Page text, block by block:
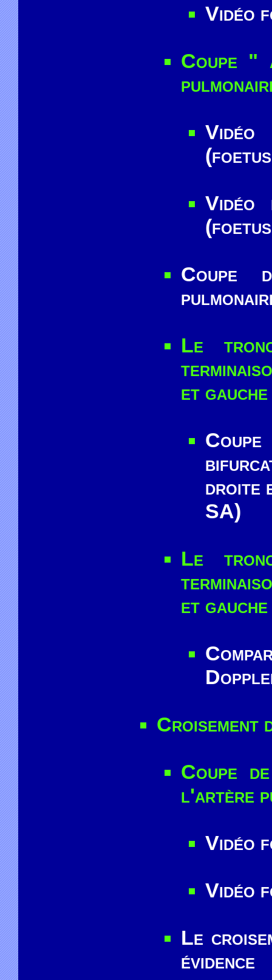
Vidéo
Coupe "
Vidéo
Coupe
Le
et
droite
SA)
Le
et
Croisement
Coupe
l'artère
Vidéo
Vidéo
Le